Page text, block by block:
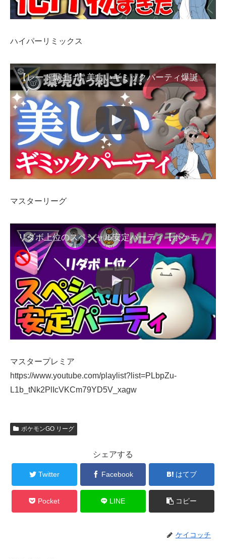
ハイパーリミックス
【レート爆上げ】美しいギミックパーティ爆誕【ポケモンGOバトルリーグ】
マスターリーグ
リダボ上位のスペシャル安定パーティ【ポケモンGOバトルリーグ】
マスタープレミア
https://www.youtube.com/playlist?list=PLbpZu-
L1b_tNk2PlIcVKCm79YD5V_xagw
ポケモンGO リーグ
シェアする
Twitter Facebook はてブ
Pocket LINE コピー
ケイコッチ